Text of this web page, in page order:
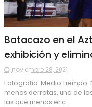
Batacazo en el
exhibición y
noviembre 28, 2021
Fotografía: Medio Tiempo
menos derrotas, una de
las que menos enc...